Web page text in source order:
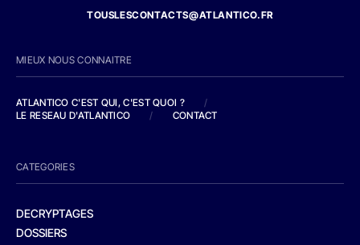
TOUSLESCONTACTS@ATLANTICO.FR
MIEUX NOUS CONNAITRE
ATLANTICO C'EST QUI, C'EST QUOI ?
/
LE RESEAU D'ATLANTICO
/ CONTACT
CATEGORIES
DECRYPTAGES
DOSSIERS